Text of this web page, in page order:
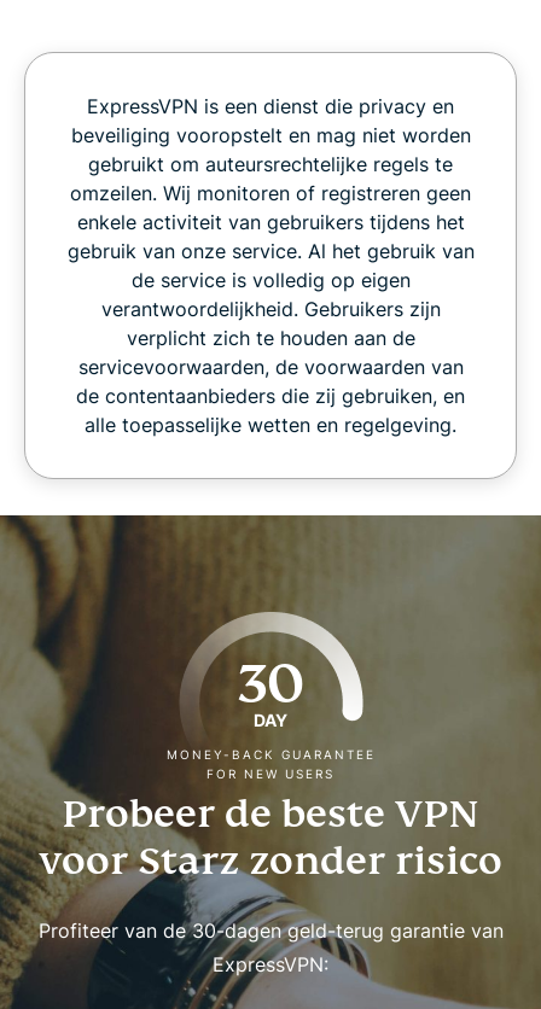
ExpressVPN is een dienst die privacy en
beveiliging vooropstelt en mag niet worden
gebruikt om auteursrechtelijke regels te
omzeilen. Wij monitoren of registreren geen
enkele activiteit van gebruikers tijdens het
gebruik van onze service. Al het gebruik van
de service is volledig op eigen
verantwoordelijkheid. Gebruikers zijn
verplicht zich te houden aan de
servicevoorwaarden, de voorwaarden van
de contentaanbieders die zij gebruiken, en
alle toepasselijke wetten en regelgeving.
30
DAY
MONEY-BACK GUARANTEE
FOR NEW USERS
Probeer de beste VPN
voor Starz zonder risico
Profiteer van de 30-dagen geld-terug garantie van
ExpressVPN: